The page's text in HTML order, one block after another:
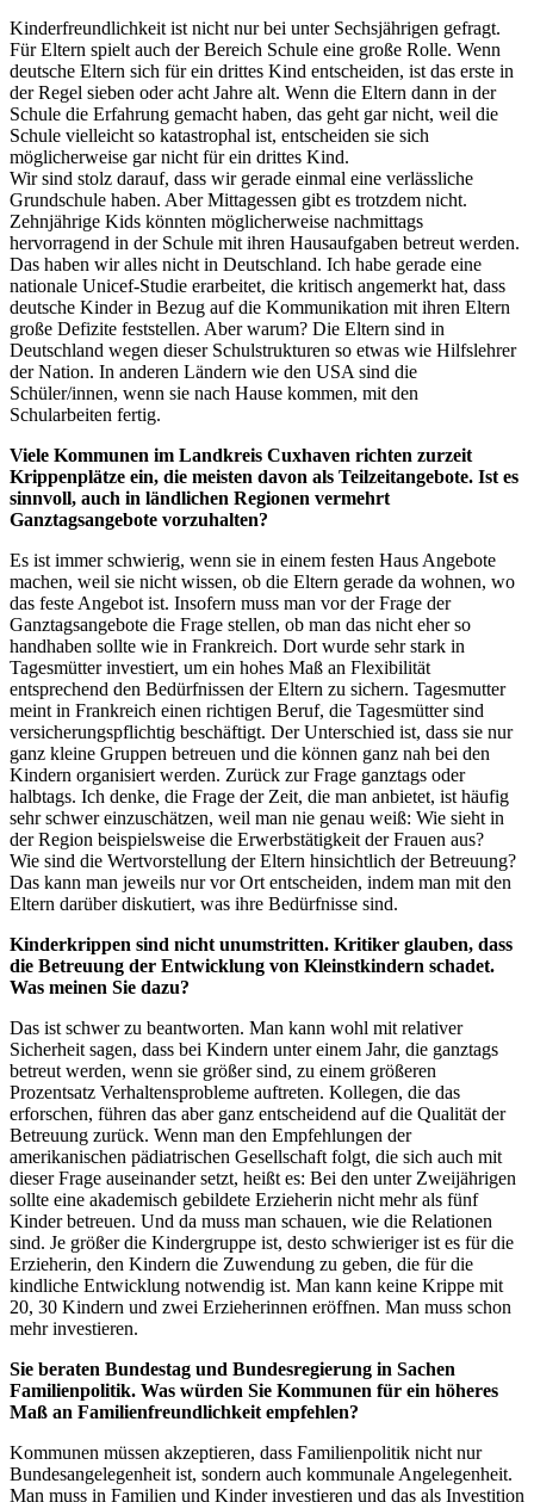
Kinderfreundlichkeit ist nicht nur bei unter Sechsjährigen gefragt.
Für Eltern spielt auch der Bereich Schule eine große Rolle. Wenn
deutsche Eltern sich für ein drittes Kind entscheiden, ist das erste in
der Regel sieben oder acht Jahre alt. Wenn die Eltern dann in der
Schule die Erfahrung gemacht haben, das geht gar nicht, weil die
Schule vielleicht so katastrophal ist, entscheiden sie sich
möglicherweise gar nicht für ein drittes Kind.
Wir sind stolz darauf, dass wir gerade einmal eine verlässliche
Grundschule haben. Aber Mittagessen gibt es trotzdem nicht.
Zehnjährige Kids könnten möglicherweise nachmittags
hervorragend in der Schule mit ihren Hausaufgaben betreut werden.
Das haben wir alles nicht in Deutschland. Ich habe gerade eine
nationale Unicef-Studie erarbeitet, die kritisch angemerkt hat, dass
deutsche Kinder in Bezug auf die Kommunikation mit ihren Eltern
große Defizite feststellen. Aber warum? Die Eltern sind in
Deutschland wegen dieser Schulstrukturen so etwas wie Hilfslehrer
der Nation. In anderen Ländern wie den USA sind die
Schüler/innen, wenn sie nach Hause kommen, mit den
Schularbeiten fertig.
Viele Kommunen im Landkreis Cuxhaven richten zurzeit
Krippenplätze ein, die meisten davon als Teilzeitangebote. Ist es
sinnvoll, auch in ländlichen Regionen vermehrt
Ganztagsangebote vorzuhalten?
Es ist immer schwierig, wenn sie in einem festen Haus Angebote
machen, weil sie nicht wissen, ob die Eltern gerade da wohnen, wo
das feste Angebot ist. Insofern muss man vor der Frage der
Ganztagsangebote die Frage stellen, ob man das nicht eher so
handhaben sollte wie in Frankreich. Dort wurde sehr stark in
Tagesmütter investiert, um ein hohes Maß an Flexibilität
entsprechend den Bedürfnissen der Eltern zu sichern. Tagesmutter
meint in Frankreich einen richtigen Beruf, die Tagesmütter sind
versicherungspflichtig beschäftigt. Der Unterschied ist, dass sie nur
ganz kleine Gruppen betreuen und die können ganz nah bei den
Kindern organisiert werden. Zurück zur Frage ganztags oder
halbtags. Ich denke, die Frage der Zeit, die man anbietet, ist häufig
sehr schwer einzuschätzen, weil man nie genau weiß: Wie sieht in
der Region beispielsweise die Erwerbstätigkeit der Frauen aus?
Wie sind die Wertvorstellung der Eltern hinsichtlich der Betreuung?
Das kann man jeweils nur vor Ort entscheiden, indem man mit den
Eltern darüber diskutiert, was ihre Bedürfnisse sind.
Kinderkrippen sind nicht unumstritten. Kritiker glauben, dass
die Betreuung der Entwicklung von Kleinstkindern schadet.
Was meinen Sie dazu?
Das ist schwer zu beantworten. Man kann wohl mit relativer
Sicherheit sagen, dass bei Kindern unter einem Jahr, die ganztags
betreut werden, wenn sie größer sind, zu einem größeren
Prozentsatz Verhaltensprobleme auftreten. Kollegen, die das
erforschen, führen das aber ganz entscheidend auf die Qualität der
Betreuung zurück. Wenn man den Empfehlungen der
amerikanischen pädiatrischen Gesellschaft folgt, die sich auch mit
dieser Frage auseinander setzt, heißt es: Bei den unter Zweijährigen
sollte eine akademisch gebildete Erzieherin nicht mehr als fünf
Kinder betreuen. Und da muss man schauen, wie die Relationen
sind. Je größer die Kindergruppe ist, desto schwieriger ist es für die
Erzieherin, den Kindern die Zuwendung zu geben, die für die
kindliche Entwicklung notwendig ist. Man kann keine Krippe mit
20, 30 Kindern und zwei Erzieherinnen eröffnen. Man muss schon
mehr investieren.
Sie beraten Bundestag und Bundesregierung in Sachen
Familienpolitik. Was würden Sie Kommunen für ein höheres
Maß an Familienfreundlichkeit empfehlen?
Kommunen müssen akzeptieren, dass Familienpolitik nicht nur
Bundesangelegenheit ist, sondern auch kommunale Angelegenheit.
Man muss in Familien und Kinder investieren und das als Investition